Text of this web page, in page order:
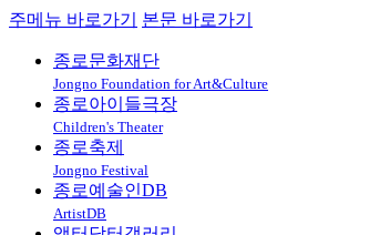
주메뉴 바로가기 본문 바로가기
종로문화재단
Jongno Foundation for Art&Culture
종로아이들극장
Children's Theater
종로축제
Jongno Festival
종로예술인DB
ArtistDB